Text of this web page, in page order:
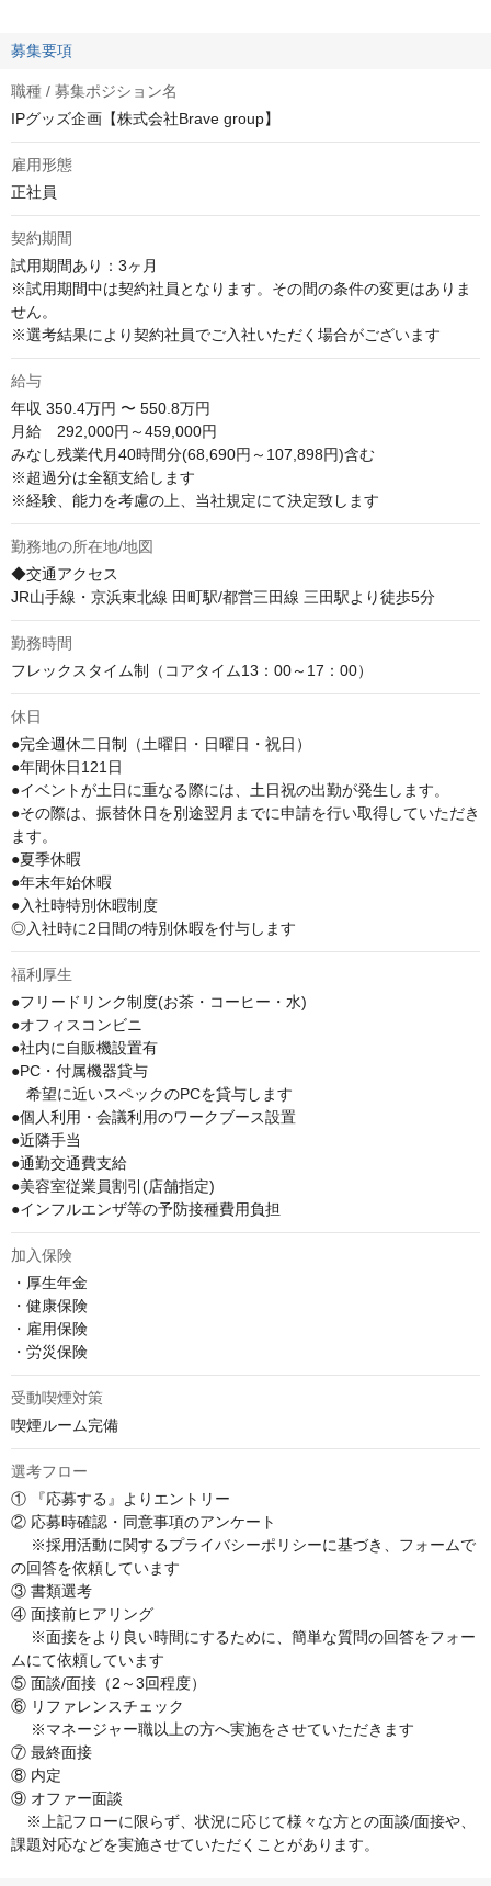
募集要項
職種 / 募集ポジション名
IPグッズ企画【株式会社Brave group】
雇用形態
正社員
契約期間
試用期間あり：3ヶ月
※試用期間中は契約社員となります。その間の条件の変更はありま
せん。
※選考結果により契約社員でご入社いただく場合がございます
給与
年収 350.4万円 〜 550.8万円
月給　292,000円～459,000円
みなし残業代月40時間分(68,690円～107,898円)含む
※超過分は全額支給します
※経験、能力を考慮の上、当社規定にて決定致します
勤務地の所在地/地図
◆交通アクセス
JR山手線・京浜東北線 田町駅/都営三田線 三田駅より徒歩5分
勤務時間
フレックスタイム制（コアタイム13：00～17：00）
休日
●完全週休二日制（土曜日・日曜日・祝日）
●年間休日121日
●イベントが土日に重なる際には、土日祝の出勤が発生します。
●その際は、振替休日を別途翌月までに申請を行い取得していただき
ます。
●夏季休暇
●年末年始休暇
●入社時特別休暇制度
◎入社時に2日間の特別休暇を付与します
福利厚生
●フリードリンク制度(お茶・コーヒー・水)
●オフィスコンビニ
●社内に自販機設置有
●PC・付属機器貸与
希望に近いスペックのPCを貸与します
●個人利用・会議利用のワークブース設置
●近隣手当
●通勤交通費支給
●美容室従業員割引(店舗指定)
●インフルエンザ等の予防接種費用負担
加入保険
・厚生年金
・健康保険
・雇用保険
・労災保険
受動喫煙対策
喫煙ルーム完備
選考フロー
① 『応募する』よりエントリー
② 応募時確認・同意事項のアンケート
※採用活動に関するプライバシーポリシーに基づき、フォームで
の回答を依頼しています
③ 書類選考
④ 面接前ヒアリング
※面接をより良い時間にするために、簡単な質問の回答をフォー
ムにて依頼しています
⑤ 面談/面接（2～3回程度）
⑥ リファレンスチェック
※マネージャー職以上の方へ実施をさせていただきます
⑦ 最終面接
⑧ 内定
⑨ オファー面談
※上記フローに限らず、状況に応じて様々な方との面談/面接や、
課題対応などを実施させていただくことがあります。